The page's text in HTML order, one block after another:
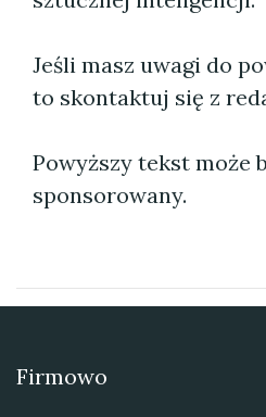
Jeśli masz uwagi do
to skontaktuj się z
Powyższy tekst może
sponsorowany.
Firmowo